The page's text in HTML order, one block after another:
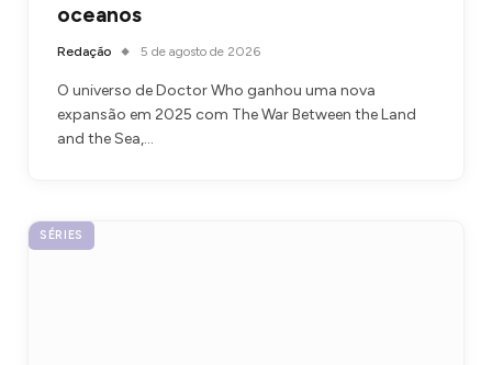
oceanos
Redação 5 de agosto de 2026
O universo de Doctor Who ganhou uma nova
expansão em 2025 com The War Between the Land
and the Sea,…
SÉRIES